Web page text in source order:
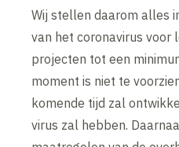
Wij stellen daarom alles
van het coronavirus voor
projecten tot een
moment is niet te
komende tijd zal
virus zal hebben.